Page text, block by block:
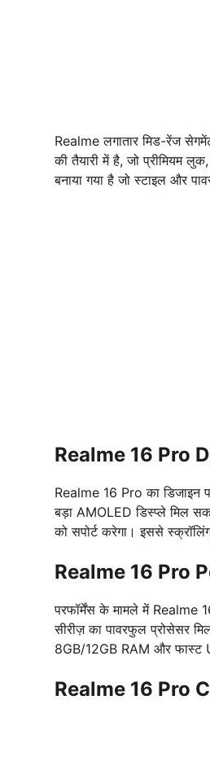
Realme लगातार मिड-रेंज
की तैयारी में है, जो प्रीमियम
बनाया गया है जो स्टाइल और
Realme 16 Pro
Realme 16 Pro का डिजाइन
बड़ा AMOLED डिस्प्ले मिल
को सपोर्ट करेगा। इससे
Realme 16 Pro
परफॉर्मेंस के मामले में
सीरीज़ का पावरफुल प्रोसेसर
8GB/12GB RAM और फास्ट
Realme 16 Pro